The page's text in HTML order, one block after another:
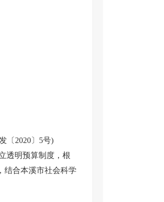
〔2020〕5号)
透明预算制度，根
结合本溪市社会科学